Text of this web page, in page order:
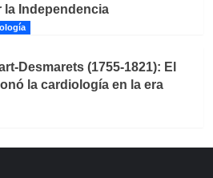
la Independencia
Desmarets (1755-1821): El
la cardiología en la era